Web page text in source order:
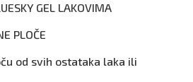
GEL LAKOVIMA
PLOČE
od svih ostataka laka ili